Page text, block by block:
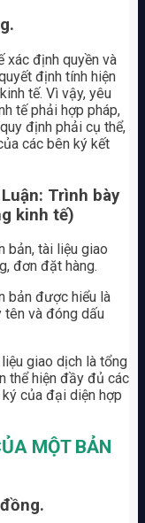
xác định quyền và
định tính hiện
tế. Vì vậy, yêu
tế phải hợp pháp,
định phải cụ thể,
các bên ký kết
Trình bày
kinh tế)
bản, tài liệu giao
đơn đặt hàng.
bản được hiểu là
tên và đóng dấu
giao dịch là tổng
thể hiện đầy đủ các
của đại diện hợp
MỘT BẢN